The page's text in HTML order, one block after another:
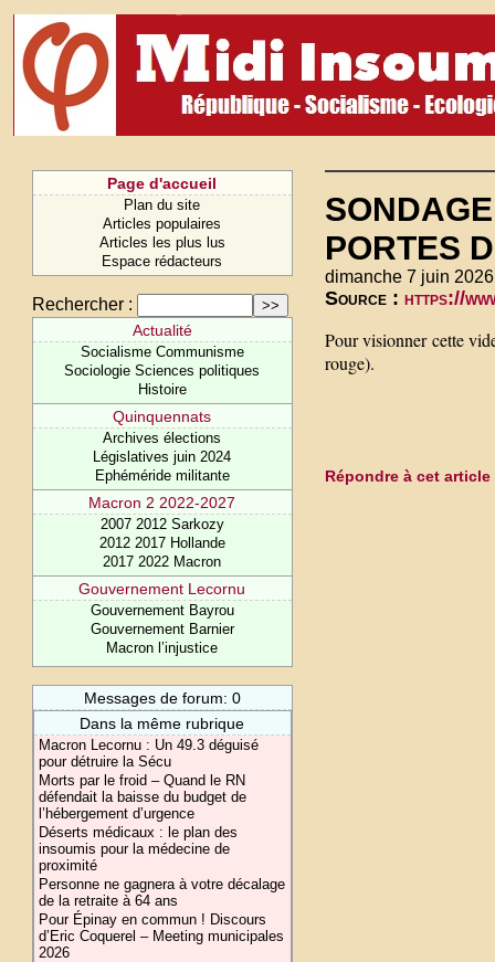
Page d'accueil
Plan du site
Articles populaires
Articles les plus lus
Espace rédacteurs
Rechercher :
Actualité
Socialisme Communisme
Sociologie Sciences politiques
Histoire
Quinquennats
Archives élections
Législatives juin 2024
Ephéméride militante
Macron 2 2022-2027
2007 2012 Sarkozy
2012 2017 Hollande
2017 2022 Macron
Gouvernement Lecornu
Gouvernement Bayrou
Gouvernement Barnier
Macron l’injustice
Messages de forum: 0
Dans la même rubrique
Macron Lecornu : Un 49.3 déguisé
pour détruire la Sécu
Morts par le froid – Quand le RN
défendait la baisse du budget de
l’hébergement d’urgence
Déserts médicaux : le plan des
insoumis pour la médecine de
proximité
Personne ne gagnera à votre décalage
de la retraite à 64 ans
Pour Épinay en commun ! Discours
d’Eric Coquerel – Meeting municipales
2026
PORTES
dimanche 7 juin
Source : https://
Pour visionner cette
rouge).
Répondre à cet article